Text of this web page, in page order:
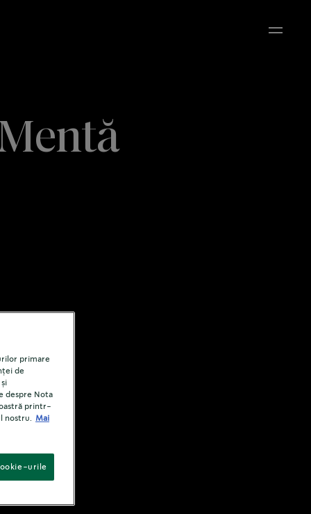
Open
primare
de
despre Nota
printr-
nostru.
Mai
urile